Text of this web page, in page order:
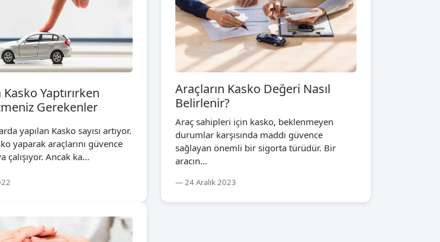
Kasko Yaptırırken
Gerekenler
yapılan Kasko sayısı artıyor.
yaparak araçlarını güvence
çalışıyor. Ancak ka...
Araçların Kasko Değeri Nasıl
Belirlenir?
Araç sahipleri için kasko, beklenmeyen
durumlar karşısında maddi güvence
sağlayan önemli bir sigorta türüdür. Bir
aracın...
24 Aralık 2023